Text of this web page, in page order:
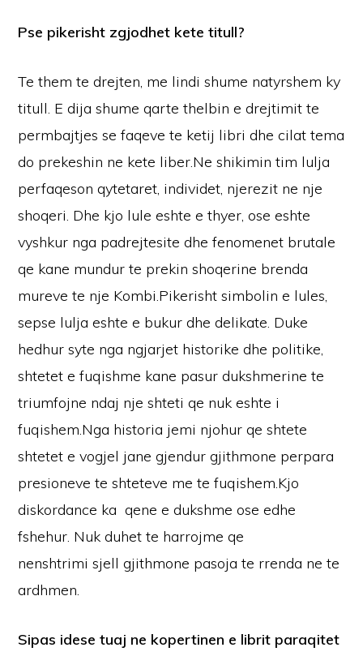
Pse pikerisht zgjodhet kete titull?
Te them te drejten, me lindi shume natyrshem ky
titull. E dija shume qarte thelbin e drejtimit te
permbajtjes se faqeve te ketij libri dhe cilat tema
do prekeshin ne kete liber.Ne shikimin tim lulja
perfaqeson qytetaret, individet, njerezit ne nje
shoqeri. Dhe kjo lule eshte e thyer, ose eshte
vyshkur nga padrejtesite dhe fenomenet brutale
qe kane mundur te prekin shoqerine brenda
mureve te nje Kombi.Pikerisht simbolin e lules,
sepse lulja eshte e bukur dhe delikate. Duke
hedhur syte nga ngjarjet historike dhe politike,
shtetet e fuqishme kane pasur dukshmerine te
triumfojne ndaj nje shteti qe nuk eshte i
fuqishem.Nga historia jemi njohur qe shtete
shtetet e vogjel jane gjendur gjithmone perpara
presioneve te shteteve me te fuqishem.Kjo
diskordance ka qene e dukshme ose edhe
fshehur. Nuk duhet te harrojme qe
nenshtrimi sjell gjithmone pasoja te rrenda ne te
ardhmen.
Sipas idese tuaj ne kopertinen e librit paraqitet